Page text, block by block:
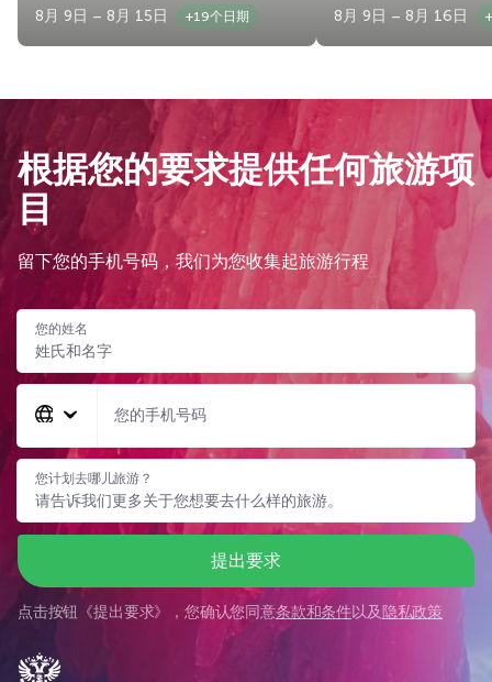
8月 9日 – 8月 15日
+19个日期
8月 9日 – 8月 16日
根据您的要求提供任何旅游项
目
留下您的手机号码，我们为您收集起旅游行程
您的姓名
您的手机号码
您计划去哪儿旅游？
提出要求
点击按钮《提出要求》，您确认您同意条款和条件以及 隐私政策